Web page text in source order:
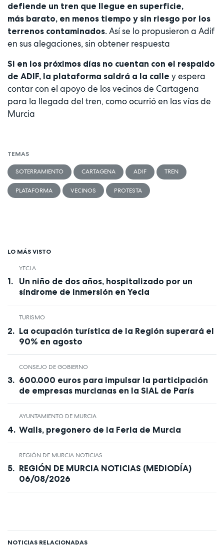
defiende un tren que llegue en superficie,
más barato, en menos tiempo y sin riesgo por los
terrenos contaminados. Así se lo propusieron a Adif
en sus alegaciones, sin obtener respuesta
Si en los próximos días no cuentan con el respaldo
de ADIF, la plataforma saldrá a la calle y espera
contar con el apoyo de los vecinos de Cartagena
para la llegada del tren, como ocurrió en las vías de
Murcia
TEMAS
SOTERRAMIENTO CARTAGENA ADIF TREN
PLATAFORMA VECINOS PROTESTA
LO MÁS VISTO
YECLA
Un niño de dos años, hospitalizado por un
síndrome de inmersión en Yecla
TURISMO
La ocupación turística de la Región superará el
90% en agosto
CONSEJO DE GOBIERNO
600.000 euros para impulsar la participación
de empresas murcianas en la SIAL de París
AYUNTAMIENTO DE MURCIA
Walls, pregonero de la Feria de Murcia
REGIÓN DE MURCIA NOTICIAS
REGIÓN DE MURCIA NOTICIAS (MEDIODÍA)
06/08/2026
NOTICIAS RELACIONADAS